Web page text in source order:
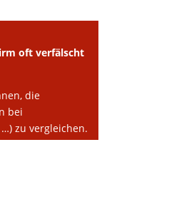
oft verfälscht
die
bei
zu vergleichen.